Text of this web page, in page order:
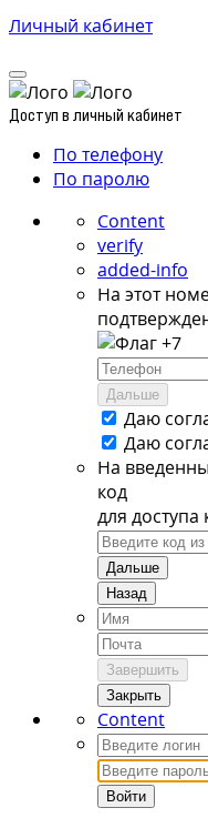
Личный кабинет
Доступ в личный кабинет
По телефону
По паролю
Content
verify
added-info
На этот
+7
Дальше
Даю
Даю
На
код
для
Дальше
Назад
Завершить
Закрыть
Content
Войти